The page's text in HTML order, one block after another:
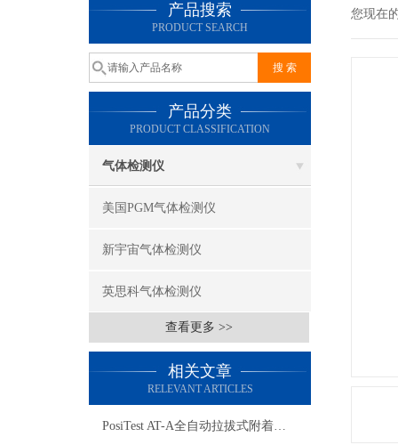
产品搜索
PRODUCT SEARCH
产品分类
PRODUCT CLASSIFICATION
气体检测仪
美国PGM气体检测仪
新宇宙气体检测仪
英思科气体检测仪
查看更多 >>
相关文章
RELEVANT ARTICLES
PosiTest AT-A全自动拉拔式附着力测试仪
您现在